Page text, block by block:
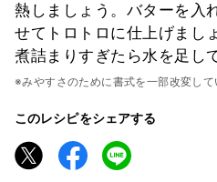
熱しましょう。バターを入
せてトロトロに仕上げまし
煮詰まりすぎたら水を足し
※みやすさのために書式を一部改変して
このレシピをシェアする